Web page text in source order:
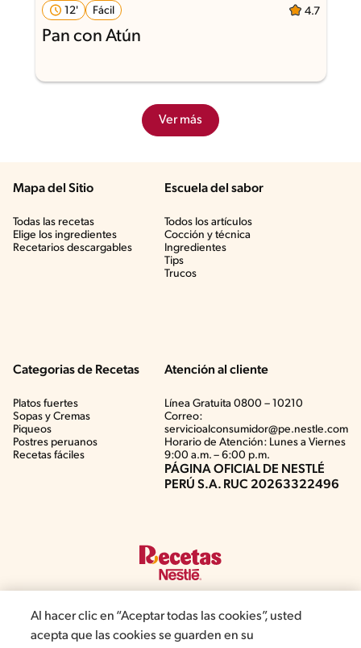
12' Fácil 4.7
Pan con Atún
Ver más
Mapa del Sitio
Todas las recetas
Elige los ingredientes
Recetarios descargables
Escuela del sabor
Todos los artículos
Cocción y técnica
Ingredientes
Tips
Trucos
Categorias de Recetas
Platos fuertes
Sopas y Cremas
Piqueos
Postres peruanos
Recetas fáciles
Atención al cliente
Línea Gratuita 0800 – 10210
Correo:
servicioalconsumidor@pe.nestle.com
Horario de Atención: Lunes a Viernes
9:00 a.m. – 6:00 p.m.
PÁGINA OFICIAL DE NESTLÉ
PERÚ S.A. RUC 20263322496
Al hacer clic en “Aceptar todas las cookies”, usted
acepta que las cookies se guarden en su